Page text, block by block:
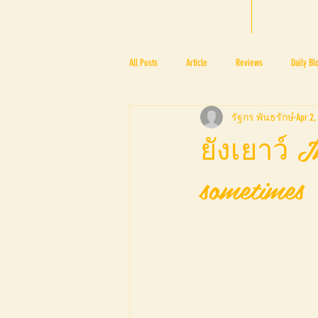
All Posts Article Reviews Daily
BAPA BTF2017
ยังเยาว์
sometimes
รัฐกร พันธรักษ์Apr 2,